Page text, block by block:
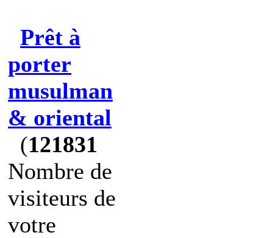
Prêt à
porter
musulman
& oriental
(121831
Nombre de
visiteurs de
votre